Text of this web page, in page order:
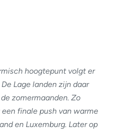
hoogtepunt volgt er
Lage landen zijn daar
zomermaanden. Zo
finale push van warme
en Luxemburg. Later op